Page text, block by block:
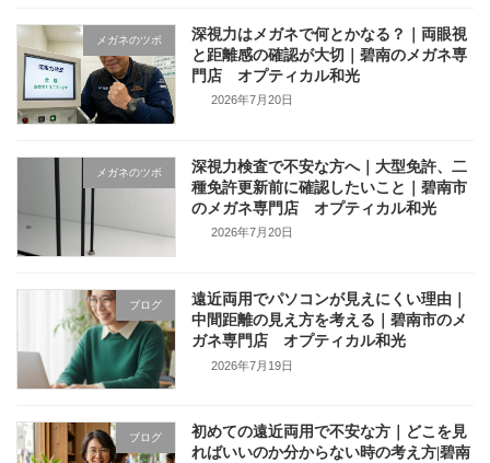
メガネのツボ
深視力はメガネで何とかなる？｜両眼視
と距離感の確認が大切｜碧南のメガネ専
門店 オプティカル和光
2026年7月20日
メガネのツボ
深視力検査で不安な方へ｜大型免許、二
種免許更新前に確認したいこと｜碧南市
のメガネ専門店 オプティカル和光
2026年7月20日
ブログ
遠近両用でパソコンが見えにくい理由｜
中間距離の見え方を考える｜碧南市のメ
ガネ専門店 オプティカル和光
2026年7月19日
ブログ
初めての遠近両用で不安な方｜どこを見
ればいいのか分からない時の考え方|碧南